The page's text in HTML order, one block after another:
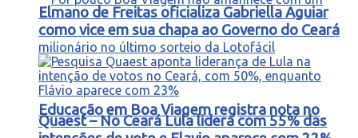
Educação em Boa Viagem registra nota no
Elmano de Freitas oficializa Gabriella Aguiar
como vice em sua chapa ao Governo do Ceará
Quaest – No Ceará Lula lidera com 55% das